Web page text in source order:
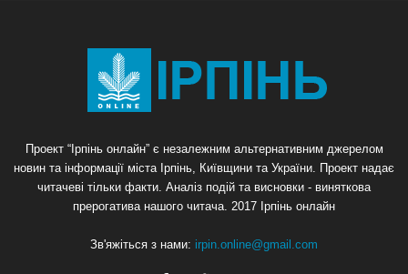
Проект “Ірпінь онлайн” є незалежним альтернативним джерелом
новин та інформації міста Ірпінь, Київщини та України. Проект надає
читачеві тільки факти. Аналіз подій та висновки - виняткова
прерогатива нашого читача. 2017 Ірпінь онлайн
Зв'яжіться з нами: irpin.online@gmail.com